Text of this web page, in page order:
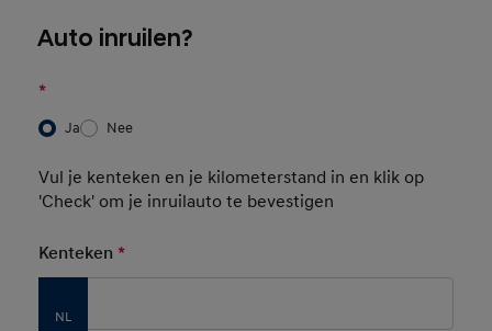
Auto inruilen?
*
Ja Nee
Vul je kenteken en je kilometerstand in en klik op
'Check' om je inruilauto te bevestigen
Kenteken *Mandatory Field